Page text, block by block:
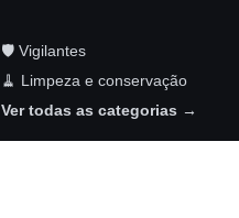
🛡️ Vigilantes
🧹 Limpeza e conservação
Ver todas as categorias →